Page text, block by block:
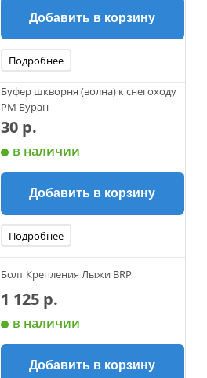
Добавить в корзину
Подробнее
Буфер шкворня (волна) к снегоходу
РМ Буран
30 р.
в наличии
Добавить в корзину
Подробнее
Болт Крепления Лыжи BRP
1 125 р.
в наличии
Добавить в корзину